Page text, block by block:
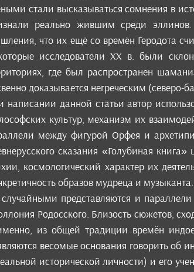
стали высказываться сомнения в
реально жившим среди эллинов.
что их ещё со времён Геродота
исследователи XX в. были
где был распространен
доказывается негреческим
написании данной статьи автор
культур, механизм их
между фигурой Орфея и
сказания «Голубиная
космологический характер их
образов мудреца и музыканта.
представляются и
Родосского. Близость сюжетов,
из общей традиции времён
весомые основания говорить
исторической личности) и его